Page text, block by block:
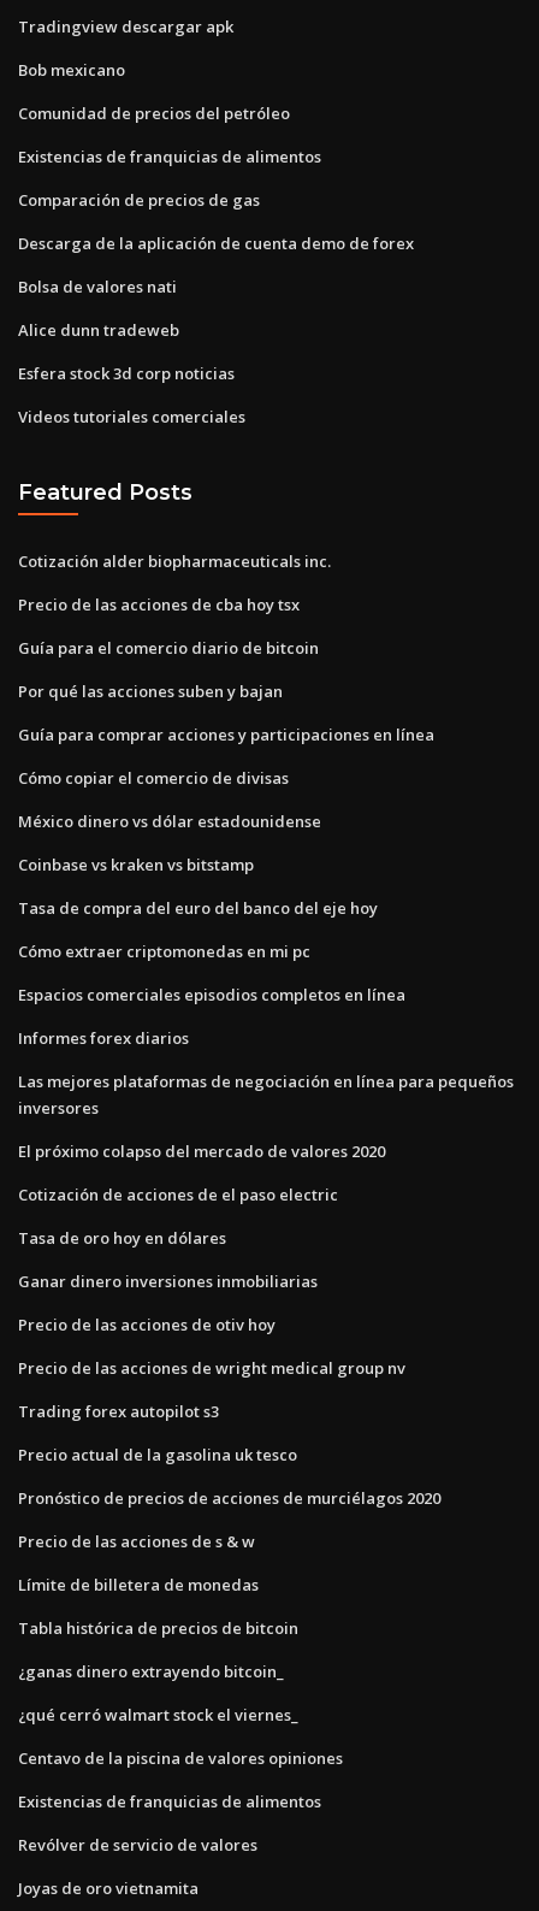
Tradingview descargar apk
Bob mexicano
Comunidad de precios del petróleo
Existencias de franquicias de alimentos
Comparación de precios de gas
Descarga de la aplicación de cuenta demo de forex
Bolsa de valores nati
Alice dunn tradeweb
Esfera stock 3d corp noticias
Videos tutoriales comerciales
Featured Posts
Cotización alder biopharmaceuticals inc.
Precio de las acciones de cba hoy tsx
Guía para el comercio diario de bitcoin
Por qué las acciones suben y bajan
Guía para comprar acciones y participaciones en línea
Cómo copiar el comercio de divisas
México dinero vs dólar estadounidense
Coinbase vs kraken vs bitstamp
Tasa de compra del euro del banco del eje hoy
Cómo extraer criptomonedas en mi pc
Espacios comerciales episodios completos en línea
Informes forex diarios
Las mejores plataformas de negociación en línea para pequeños
inversores
El próximo colapso del mercado de valores 2020
Cotización de acciones de el paso electric
Tasa de oro hoy en dólares
Ganar dinero inversiones inmobiliarias
Precio de las acciones de otiv hoy
Precio de las acciones de wright medical group nv
Trading forex autopilot s3
Precio actual de la gasolina uk tesco
Pronóstico de precios de acciones de murciélagos 2020
Precio de las acciones de s & w
Límite de billetera de monedas
Tabla histórica de precios de bitcoin
¿ganas dinero extrayendo bitcoin_
¿qué cerró walmart stock el viernes_
Centavo de la piscina de valores opiniones
Existencias de franquicias de alimentos
Revólver de servicio de valores
Joyas de oro vietnamita